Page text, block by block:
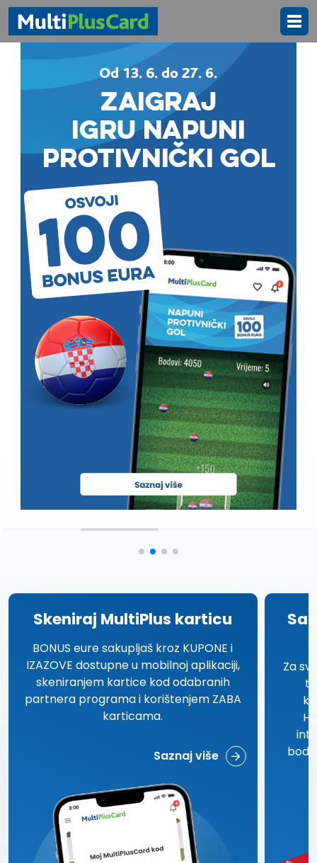
Skeniraj MultiPlus karticu
BONUS eure sakupljaš kroz KUPONE i
IZAZOVE dostupne u mobilnoj aplikaciji,
skeniranjem kartice kod odabranih
partnera programa i korištenjem ZABA
karticama.
Saznaj više
Za